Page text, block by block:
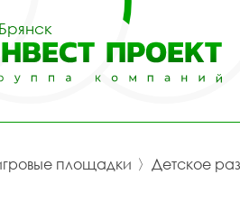
Брянск
площадки 〉 Детское